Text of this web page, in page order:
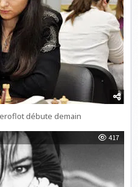
débute demain
417